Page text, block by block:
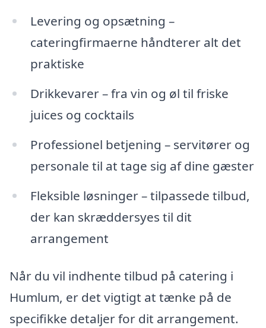
Levering og opsætning –
cateringfirmaerne håndterer alt det
praktiske
Drikkevarer – fra vin og øl til friske
juices og cocktails
Professionel betjening – servitører og
personale til at tage sig af dine gæster
Fleksible løsninger – tilpassede tilbud,
der kan skræddersyes til dit
arrangement
Når du vil indhente tilbud på catering i
Humlum, er det vigtigt at tænke på de
specifikke detaljer for dit arrangement.